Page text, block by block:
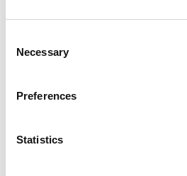
Selection
Necessary
Preferences
Statistics